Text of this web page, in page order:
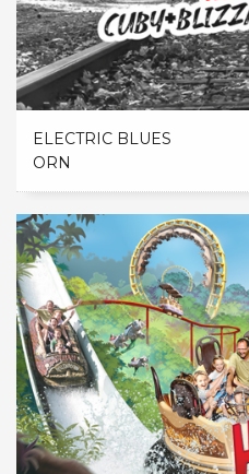
ELECTRIC BLUES
ORN